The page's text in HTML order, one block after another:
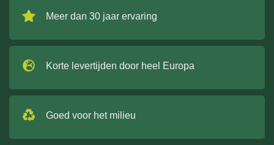
Meer dan 30 jaar ervaring
Korte levertijden door heel Europa
Goed voor het milieu